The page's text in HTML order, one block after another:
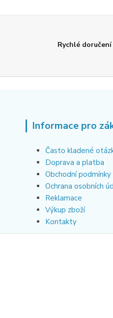
Rychlé doručení
Informace pro
Často kladené
Doprava a platba
Obchodní podmínky
Ochrana osobních
Reklamace
Výkup zboží
Kontakty